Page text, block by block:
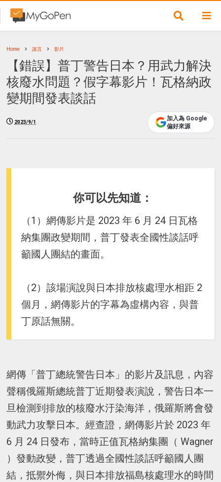
Home 謠言 影片
【錯誤】普丁警告日本？用武力解決
核廢水問題？假字幕影片！瓦格納政
變期間發表談話
2023/9/1
加入為 Google
偏好來源
你可以先知道：
（1）網傳影片是 2023 年 6 月 24 日瓦格
納集團政變期間，普丁發表全國性談話呼
籲國人團結的畫面。
（2）該場演說與日本排放核處理水相距 2
個月，網傳影片的字幕為虛構內容，與普
丁原話無關。
網傳「普丁總統警告日本」的影片及訊息，內容
聲稱俄羅斯總統普丁近期發表演說，警告日本一
旦檢測到排放的核廢水汙染海洋，俄羅斯將會發
動武力攻擊日本。經查證，網傳影片於 2023 年
6 月 24 日發布，當時正值瓦格納集團（ Wagner
）發動政變，普丁透過全國性談話呼籲國人團
結，抵禦外侮，與日本排放福島核處理水的時間